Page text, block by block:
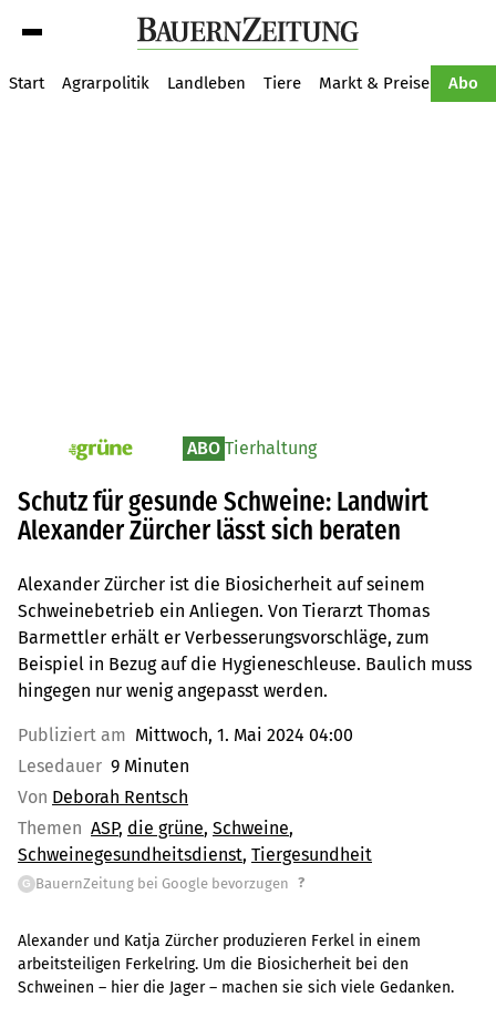
Start Agrarpolitik Landleben Tiere Markt & Preise Abo
pv_die-grune-online ABO Tierhaltung
Schutz für gesunde Schweine: Landwirt
Alexander Zürcher lässt sich beraten
Alexander Zürcher ist die Biosicherheit auf seinem
Schweinebetrieb ein Anliegen. Von Tierarzt Thomas
Barmettler erhält er Verbesserungsvorschläge, zum
Beispiel in Bezug auf die Hygieneschleuse. Baulich muss
hingegen nur wenig angepasst werden.
Publiziert am Mittwoch, 1. Mai 2024 04:00
Lesedauer 9 Minuten
Von Deborah Rentsch
Themen ASP die grüne Schweine
Schweinegesundheitsdienst Tiergesundheit
G BauernZeitung bei Google bevorzugen ?
Alexander und Katja Zürcher produzieren Ferkel in einem
arbeitsteiligen Ferkelring. Um die Biosicherheit bei den
Schweinen – hier die Jager – machen sie sich viele Gedanken.